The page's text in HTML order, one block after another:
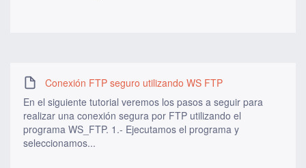
Conexión FTP seguro utilizando WS FTP
En el siguiente tutorial veremos los pasos a seguir para
realizar una conexión segura por FTP utilizando el
programa WS_FTP. 1.- Ejecutamos el programa y
seleccionamos...